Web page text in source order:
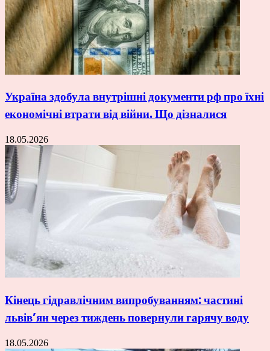
Україна здобула внутрішні документи рф про їхні
економічні втрати від війни. Що дізналися
18.05.2026
Кінець гідравлічним випробуванням: частині
львів’ян через тиждень повернули гарячу воду
18.05.2026